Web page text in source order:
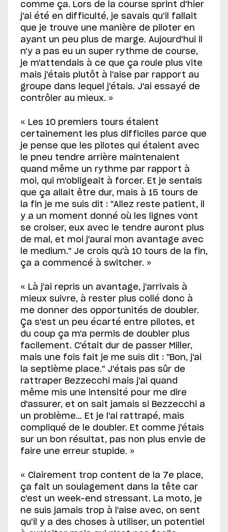
comme ça. Lors de la course sprint d'hier
j'ai été en difficulté, je savais qu'il fallait
que je trouve une manière de piloter en
ayant un peu plus de marge. Aujourd'hui il
n'y a pas eu un super rythme de course,
je m'attendais à ce que ça roule plus vite
mais j'étais plutôt à l'aise par rapport au
groupe dans lequel j'étais. J'ai essayé de
contrôler au mieux. »
« Les 10 premiers tours étaient
certainement les plus difficiles parce que
je pense que les pilotes qui étaient avec
le pneu tendre arrière maintenaient
quand même un rythme par rapport à
moi, qui m'obligeait à forcer. Et je sentais
que ça allait être dur, mais à 15 tours de
la fin je me suis dit : "Allez reste patient, il
y a un moment donné où les lignes vont
se croiser, eux avec le tendre auront plus
de mal, et moi j'aurai mon avantage avec
le medium." Je crois qu'à 10 tours de la fin,
ça a commencé à switcher. »
« Là j'ai repris un avantage, j'arrivais à
mieux suivre, à rester plus collé donc à
me donner des opportunités de doubler.
Ça s'est un peu écarté entre pilotes, et
du coup ça m'a permis de doubler plus
facilement. C'était dur de passer Miller,
mais une fois fait je me suis dit : "Bon, j'ai
la septième place." J'étais pas sûr de
rattraper Bezzecchi mais j'ai quand
même mis une intensité pour me dire
d'assurer, et on sait jamais si Bezzecchi a
un problème... Et je l'ai rattrapé, mais
compliqué de le doubler. Et comme j'étais
sur un bon résultat, pas non plus envie de
faire une erreur stupide. »
« Clairement trop content de la 7e place,
ça fait un soulagement dans la tête car
c'est un week-end stressant. La moto, je
ne suis jamais trop à l'aise avec, on sent
qu'il y a des choses à utiliser, un potentiel